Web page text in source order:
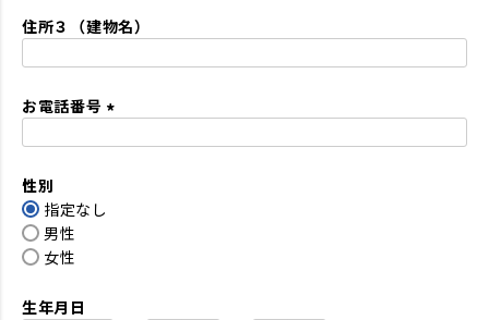
須
住所３（建物名）
お電話番号
性別
指定なし
男性
女性
生年月日